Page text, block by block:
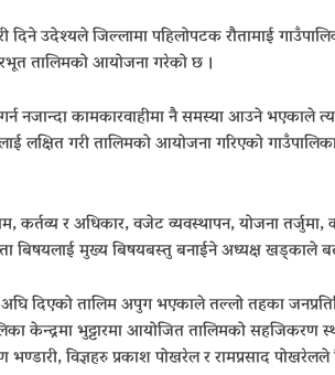
दिने उदेश्यले जिल्लामा पहिलोपटक रौतामाई
तालिमको आयोजना गरेको छ ।
नजान्दा कामकारवाहीमा नै समस्या आउने भएकाले
लक्षित गरी तालिमको आयोजना गरिएको
कर्तव्य र अधिकार, वजेट व्यवस्थापन, योजना
बिषयलाई मुख्य बिषयबस्तु बनाईने अध्यक्ष खड्काले
दिएको तालिम अपुग भएकाले तल्लो तहका
केन्द्रमा भुट्टारमा आयोजित तालिमको सहजिकरण
विज्ञहरु प्रकाश पोखरेल र रामप्रसाद